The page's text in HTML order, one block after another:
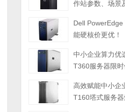
作站参数、场景
Dell
能硬核价更优！
中小企业算力优
T360服务器限时
高效赋能中小企
T160塔式服务